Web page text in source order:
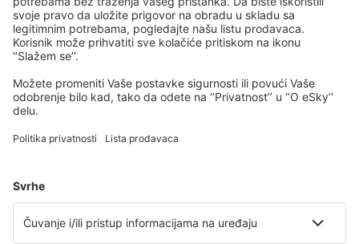
Copyright © eSky.rs. Sva prava zadržana.